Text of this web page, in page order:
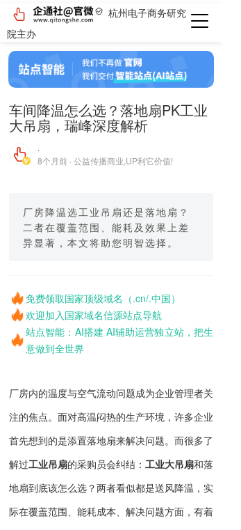
杭州电子商务研究
院主办
车间降温怎么选？落地扇PK工业
大吊扇，瑞峰深度解析
·
8个月前 · 公益传播商业,UP利它价值!
厂房降温选工业吊扇还是落地扇？
二者在覆盖范围、能耗及效果上差
异显著，本文将助您明智选择。
免费领取国家顶级域名（.cn/.中国）
欢迎加入国家域名信源站点导航
站点智能：AI搭建 AI辅助运营独立站，把生
意做到全世界
厂房内的温度与空气流动问题成为企业管理者关
注的焦点。面对高温闷热的生产环境，许多企业
首先想到的是添置落地扇来解决问题。而很多了
解过工业吊扇的采购员会纠结： 工业大吊扇和落
地扇到底该怎么选？两者看似都是送风降温，实
际在覆盖范围、能耗成本、解决问题方面，有着